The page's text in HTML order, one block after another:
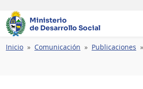
Ministerio
de Desarrollo Social
Ruta
Inicio Comunicación Publicaciones